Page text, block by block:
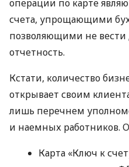
операции по карте
счета, упрощающими
позволяющими не
отчетность.
Кстати, количество
открывает своим
лишь перечнем
и наемных работников.
Карта «Ключ к